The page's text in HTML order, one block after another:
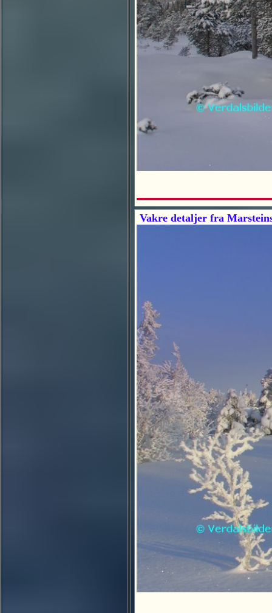
Vakre detaljer fra